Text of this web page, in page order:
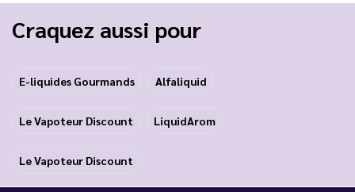
Craquez aussi pour
E-liquides Gourmands Alfaliquid
Le Vapoteur Discount LiquidArom
Le Vapoteur Discount